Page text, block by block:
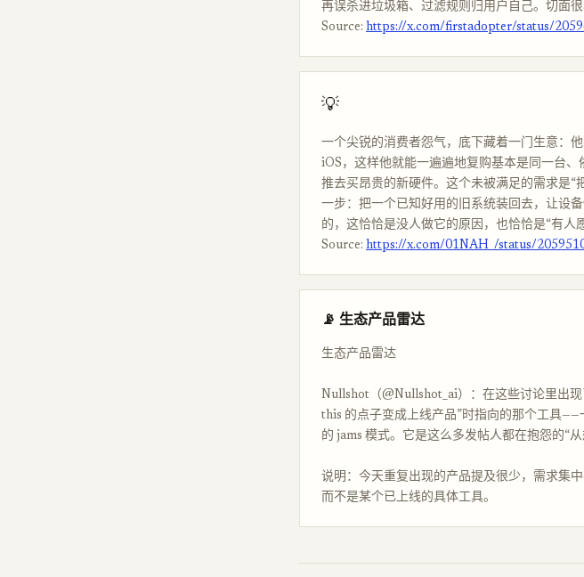
再误杀进垃圾箱、过滤规则归用户自己。切面
Source: https://x.com/firstadopter/status/
💡
一个尖锐的消费者怨气，底下藏着一门生意：
iOS，这样他就能一遍遍地复购基本是同一台
推去买昂贵的新硬件。这个未被满足的需求是
一步：把一个已知好用的旧系统装回去，让设
的，这恰恰是没人做它的原因，也恰恰是“有人
Source: https://x.com/01NAH_/status/
📡 生态产品雷达
生态产品雷达
Nullshot（@Nullshot_ai）：在这些讨论里出
this 的点子变成上线产品”时指向的那个工具
的 jams 模式。它是这么多发帖人都在抱怨的“
说明：今天重复出现的产品提及很少，需求集
而不是某个已上线的具体工具。